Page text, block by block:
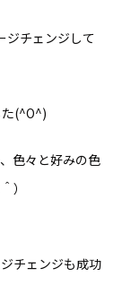
ジチェンジして
(^O^)
色々と好みの色
）
チェンジも成功